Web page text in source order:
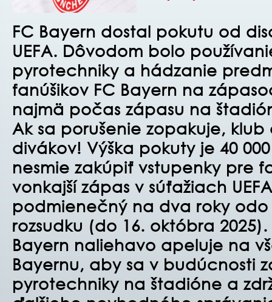
FC Bayern dostal pokutu od
UEFA. Dôvodom bolo
pyrotechniky a hádzanie
fanúšikov FC Bayern na
najmä počas zápasu na
Ak sa porušenie zopakuje,
divákov! Výška pokuty je 40
nesmie zakúpiť vstupenky pre
vonkajší zápas v súťažiach
podmienečný na dva roky
rozsudku (do 16. októbra
Bayern naliehavo apeluje na
Bayernu, aby sa v budúcnosti
pyrotechniky na štadióne a